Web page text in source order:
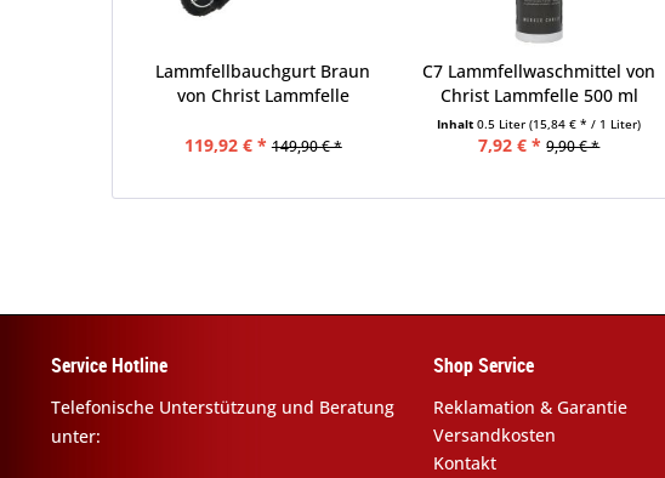
Lammfellbauchgurt Braun
von Christ Lammfelle
119,92 € * 149,90 € *
C7 Lammfellwaschmittel von
Christ Lammfelle 500 ml
Inhalt0.5 Liter(15,84 € * / 1 Liter)
7,92 € * 9,90 € *
Service Hotline
Telefonische Unterstützung und Beratung
unter:
Shop Service
Reklamation & Garantie
Versandkosten
Kontakt